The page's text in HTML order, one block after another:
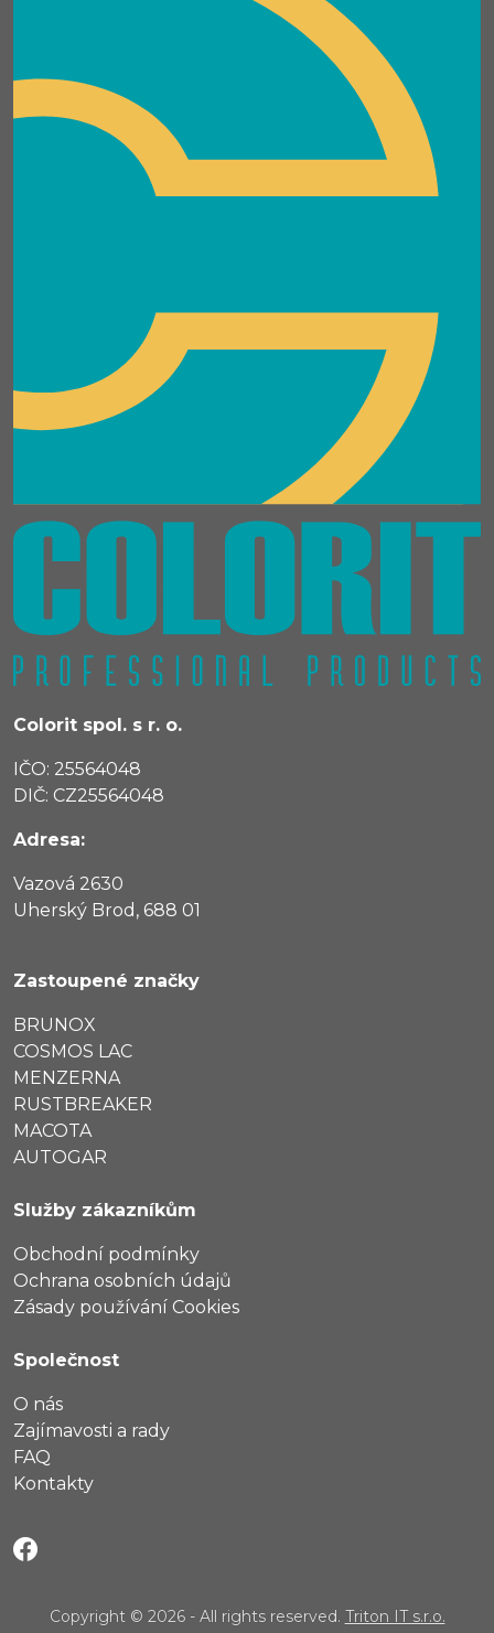
Colorit spol. s r. o.
IČO: 25564048
DIČ: CZ25564048
Adresa:
Vazová 2630
Uherský Brod, 688 01
Zastoupené značky
BRUNOX
COSMOS LAC
MENZERNA
RUSTBREAKER
MACOTA
AUTOGAR
Služby zákazníkům
Obchodní podmínky
Ochrana osobních údajů
Zásady používání Cookies
Společnost
O nás
Zajímavosti a rady
FAQ
Kontakty
Copyright © 2026 - All rights reserved. Triton IT s.r.o.